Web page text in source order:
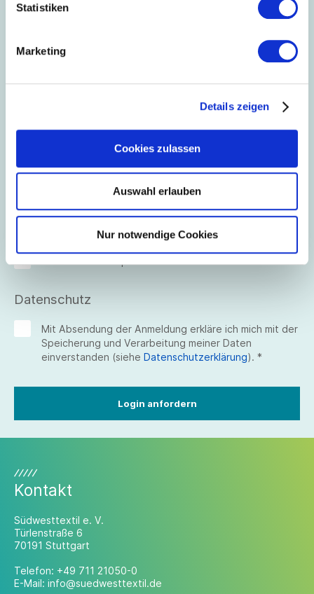
Statistiken
Marketing
Details zeigen
Cookies zulassen
Auswahl erlauben
Nur notwendige Cookies
Mitgliederbereich
Fachkräfte + Märkte
Kommunikation + Event
Datenschutz
Mit Absendung der Anmeldung erkläre ich mich mit der
Speicherung und Verarbeitung meiner Daten
einverstanden (sieheDatenschutzerklärung). *
Login anfordern
Kontakt
Südwesttextil e. V.
Türlenstraße 6
70191 Stuttgart
Telefon: +49 711 21050-0
E-Mail: info@suedwesttextil.de